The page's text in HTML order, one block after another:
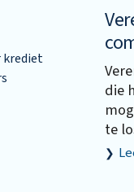
krediet
die
te